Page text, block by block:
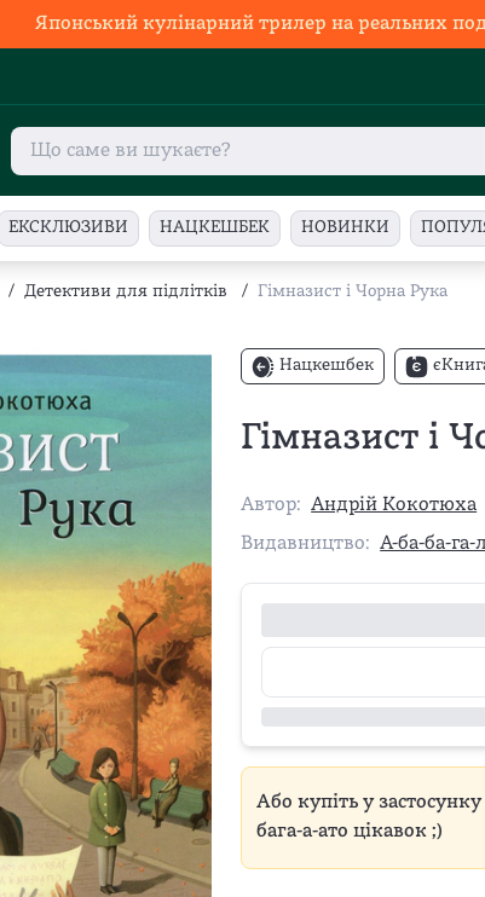
Японський кулінарний трилер на реальних
ЕКСКЛЮЗИВИ НАЦКЕШБЕК НОВИНКИ
/ Детективи для підлітків / Гімназист і Чорна Рука
Нацкешбек
Гімназист і
Автор: Андрій Кокотюха
Видавництво: А-ба-ба-га-
Або купіть у
бага-а-ато цікавок ;)